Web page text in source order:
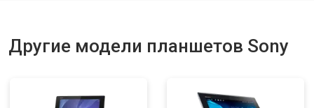
Другие модели планшетов Sony